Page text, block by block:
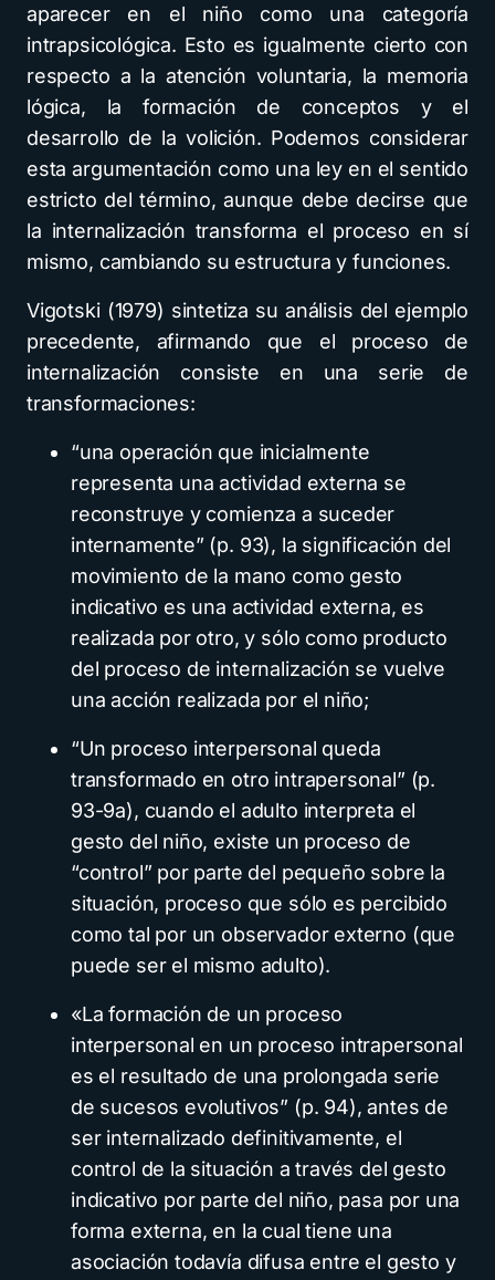
aparecer en el niño como una categoría
intrapsicológica. Esto es igualmente cierto con
respecto a la atención voluntaria, la memoria
lógica, la formación de conceptos y el
desarrollo de la volición. Podemos considerar
esta argumentación como una ley en el sentido
estricto del término, aunque debe decirse que
la internalización transforma el proceso en sí
mismo, cambiando su estructura y funciones.
Vigotski (1979) sintetiza su análisis del ejemplo
precedente, afirmando que el proceso de
internalización consiste en una serie de
transformaciones:
“una operación que inicialmente
representa una actividad externa se
reconstruye y comienza a suceder
internamente” (p. 93), la significación del
movimiento de la mano como gesto
indicativo es una actividad externa, es
realizada por otro, y sólo como producto
del proceso de internalización se vuelve
una acción realizada por el niño;
“Un proceso interpersonal queda
transformado en otro intrapersonal” (p.
93-9a), cuando el adulto interpreta el
gesto del niño, existe un proceso de
“control” por parte del pequeño sobre la
situación, proceso que sólo es percibido
como tal por un observador externo (que
puede ser el mismo adulto).
«La formación de un proceso
interpersonal en un proceso intrapersonal
es el resultado de una prolongada serie
de sucesos evolutivos” (p. 94), antes de
ser internalizado definitivamente, el
control de la situación a través del gesto
indicativo por parte del niño, pasa por una
forma externa, en la cual tiene una
asociación todavía difusa entre el gesto y